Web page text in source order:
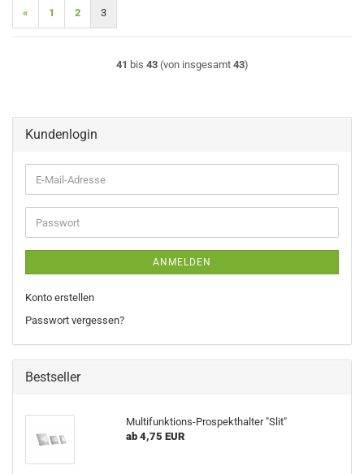
« 1 2 3
41 bis 43(von insgesamt 43)
Kundenlogin
E-
Mail-
Adresse
Passwort
ANMELDEN
Konto erstellen
Passwort vergessen?
Bestseller
Multifunktions-Prospekthalter "Slit"
ab 4,75 EUR